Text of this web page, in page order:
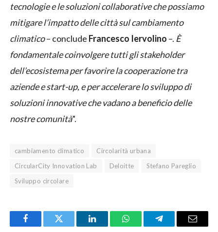
tecnologie e le soluzioni collaborative che possiamo
mitigare l’impatto delle città sul cambiamento
climatico– conclude Francesco Iervolino –. È
fondamentale coinvolgere tutti gli stakeholder
dell’ecosistema per favorire la cooperazione tra
aziende e start-up, e per accelerare lo sviluppo di
soluzioni innovative che vadano a beneficio delle
nostre comunità”.
cambiamento climatico
Circolarità urbana
CircularCity Innovation Lab
Deloitte
Stefano Pareglio
Sviluppo circolare
FacebookTwitter LinkedInWhatsAppTelegramEmail